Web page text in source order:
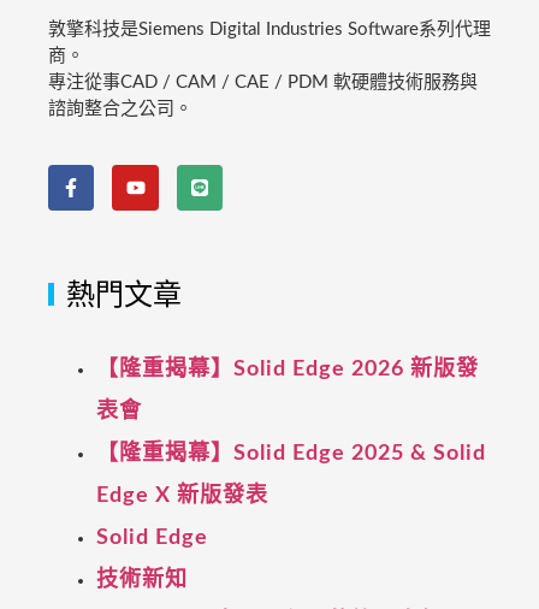
敦擎科技是Siemens Digital Industries Software系列代理
商。
專注從事CAD / CAM / CAE / PDM 軟硬體技術服務與
諮詢整合之公司。
熱門文章
【隆重揭幕】Solid Edge 2026 新版發
表會
【隆重揭幕】Solid Edge 2025 & Solid
Edge X 新版發表
Solid Edge
技術新知